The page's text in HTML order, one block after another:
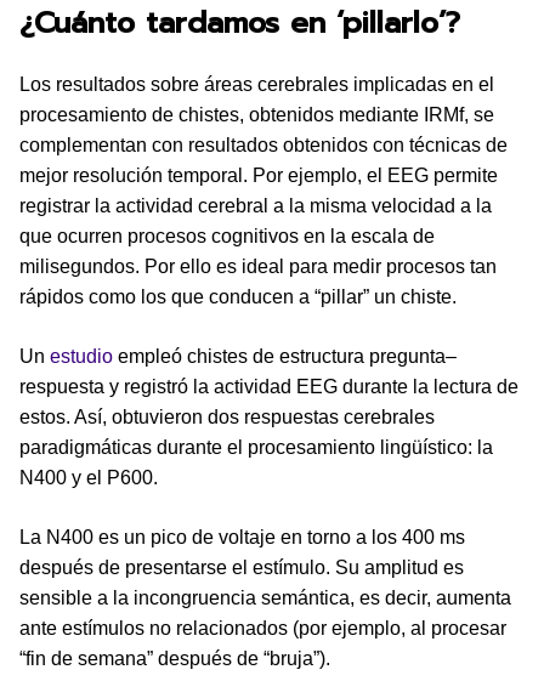
¿Cuánto tardamos en ‘pillarlo’?
Los resultados sobre áreas cerebrales implicadas en el
procesamiento de chistes, obtenidos mediante IRMf, se
complementan con resultados obtenidos con técnicas de
mejor resolución temporal. Por ejemplo, el EEG permite
registrar la actividad cerebral a la misma velocidad a la
que ocurren procesos cognitivos en la escala de
milisegundos. Por ello es ideal para medir procesos tan
rápidos como los que conducen a “pillar” un chiste.
Un estudio empleó chistes de estructura pregunta–
respuesta y registró la actividad EEG durante la lectura de
estos. Así, obtuvieron dos respuestas cerebrales
paradigmáticas durante el procesamiento lingüístico: la
N400 y el P600.
La N400 es un pico de voltaje en torno a los 400 ms
después de presentarse el estímulo. Su amplitud es
sensible a la incongruencia semántica, es decir, aumenta
ante estímulos no relacionados (por ejemplo, al procesar
“fin de semana” después de “bruja”).